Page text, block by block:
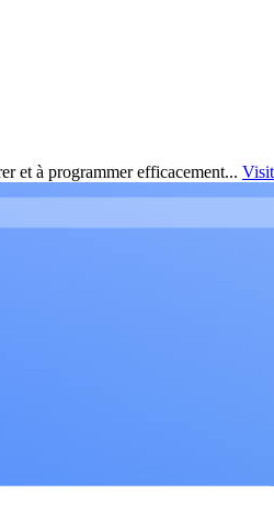
et à programmer efficacement...